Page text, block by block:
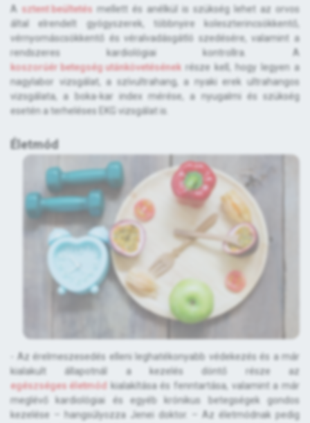
A sztent beültetés mellett és anélkül is szükség lehet az orvos
által elrendelt gyógyszerek, többnyire koleszterincsökkentő,
vérnyomáscsökkentő és véralvadásgátló szedésére, valamint a
rendszeres kardiológiai kontrollra. A
koszorúér betegség utánkövetésének része kell, hogy legyen a
nagylabor vizsgálat, a szívultrahang, a nyaki erek ultrahangos
vizsgálata, a boka-kar index mérése, a nyugalmi és szükség
esetén a terheléses EKG vizsgálat is.
Életmód
- Az érelmeszesedés elleni leghatékonyabb védekezés és a már
kialakult állapotnál a kezelés döntő része az
egészséges életmód kialakítása és fenntartása, valamint a már
meglévő kardiológiai és egyéb krónikus betegségek gondos
kezelése – hangsúlyozza Jenei doktor. – Az életmódnak pedig